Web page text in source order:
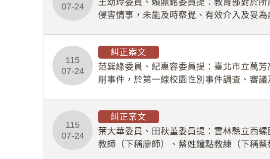
07-24
王幼玲委員、賴鼎銘委員提：教育部對於
侵害情事，未能及時察覺、有效介入及妥為
115
07-24
糾正案文
范巽綠委員、紀惠容委員提：臺北市立萬
削事件，於第一線校園性別事件調查、審
115
07-24
糾正案文
葉大華委員、田秋堇委員提：雲林縣立西
教師（下稱廖師）、蔡姓鐘點教練（下稱